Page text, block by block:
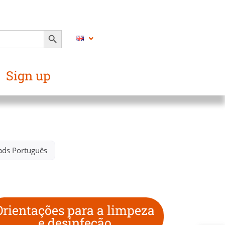
SEARCH BUTTON
Sign up
Português​
para a limpeza